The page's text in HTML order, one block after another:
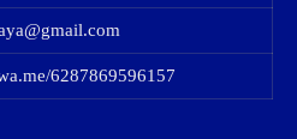
6287869596157